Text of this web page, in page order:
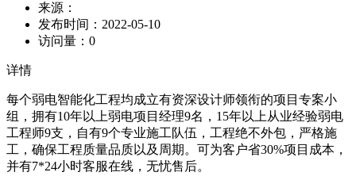
来源：
发布时间： 2022-05-10
访问量： 0
详情
每个弱电智能化工程均成立有资深设计师领衔的项目专案小
组，拥有10年以上弱电项目经理9名，15年以上从业经验弱电
工程师9支，自有9个专业施工队伍，工程绝不外包，严格施
工，确保工程质量品质以及周期。可为客户省30%项目成本，
并有7*24小时客服在线，无忧售后。